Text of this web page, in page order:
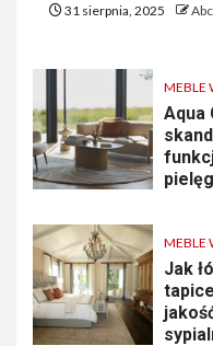
31 sierpnia, 2025
MEBLE
Aqua
MEBLE
Jak